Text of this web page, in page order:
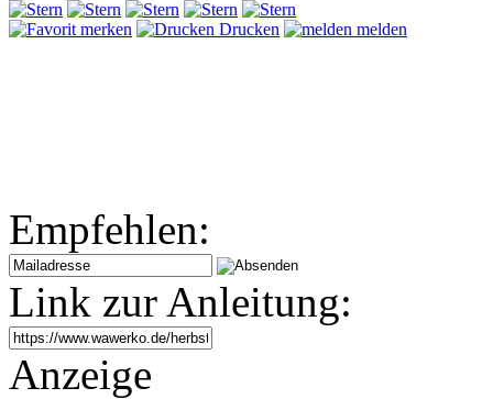
merken Drucken melden
Empfehlen:
Link zur Anleitung:
Anzeige